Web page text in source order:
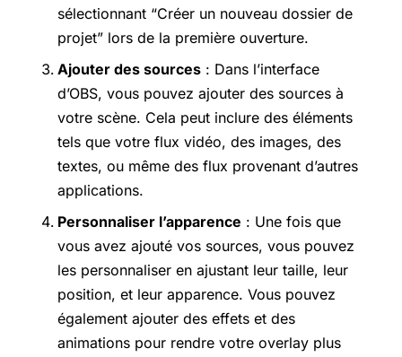
sélectionnant “Créer un nouveau dossier de
projet” lors de la première ouverture.
Ajouter des sources : Dans l’interface
d’OBS, vous pouvez ajouter des sources à
votre scène. Cela peut inclure des éléments
tels que votre flux vidéo, des images, des
textes, ou même des flux provenant d’autres
applications.
Personnaliser l’apparence : Une fois que
vous avez ajouté vos sources, vous pouvez
les personnaliser en ajustant leur taille, leur
position, et leur apparence. Vous pouvez
également ajouter des effets et des
animations pour rendre votre overlay plus